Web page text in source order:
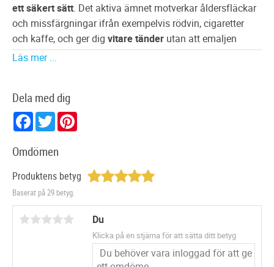
ett säkert sätt. Det aktiva ämnet motverkar åldersfläckar
och missfärgningar ifrån exempelvis rödvin, cigaretter
och kaffe, och ger dig vitare tänder utan att emaljen
skadas.
1. Populär tandblekningsprodukt ifrån känt varumärke
2. Följer EU's säkerhetsrestriktioner - Säker mot dina
tänder och dess emalj
4. Snabb leverans
En tandblekningstandkräm innehåller allt du behöver
för att enkelt kunna bleka tänderna hemma och skaffa
dig ett vackert vitt leende på 14 dagar.
1. Byt ut din gamla tandkräm och borsta dina tänder med
Läs mer ...
Dela med dig
Facebook
Twitter
Omdömen
Produktens betyg
Baserat på 29 betyg.
Du
Klicka på en stjärna för att sätta ditt betyg